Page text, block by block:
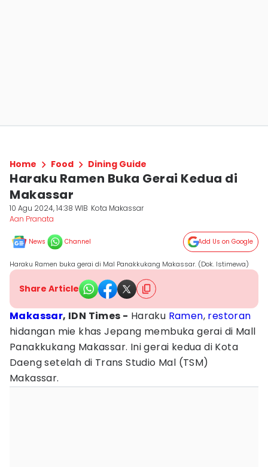
Home Food Dining Guide
Haraku Ramen Buka Gerai Kedua di
Makassar
10 Agu 2024, 14:38 WIB Kota Makassar
Aan Pranata
News Channel Add Us on Google
Haraku Ramen buka gerai di Mal Panakkukang Makassar. (Dok. Istimewa)
Share Article
Makassar, IDN Times - Haraku Ramen, restoran
hidangan mie khas Jepang membuka gerai di Mall
Panakkukang Makassar. Ini gerai kedua di Kota
Daeng setelah di Trans Studio Mal (TSM)
Makassar.